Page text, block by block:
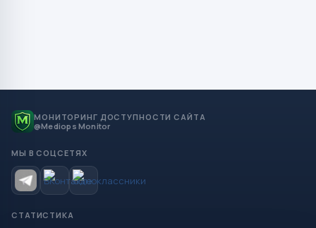
МОНИТОРИНГ ДОСТУПНОСТИ САЙТА
@Mediops Monitor
МЫ В СОЦСЕТЯХ
СТАТИСТИКА